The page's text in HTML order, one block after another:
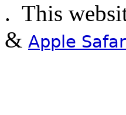
. This
& Apple